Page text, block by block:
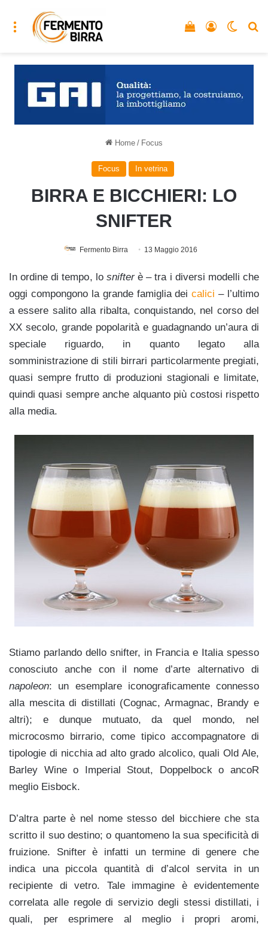
Menu Accedi
Vedi il carrello
Home / Focus
Focus In vetrina
BIRRA E BICCHIERI: LO
SNIFTER
Fermento Birra 13 Maggio 2016
In ordine di tempo, lo snifterè – tra i diversi modelli che
oggi compongono la grande famiglia deicalici– l’ultimo
a essere salito alla ribalta, conquistando, nel corso del
XX secolo, grande popolarità e guadagnando un’aura di
speciale riguardo, in quanto legato alla
somministrazione di stili birrari particolarmente pregiati,
quasi sempre frutto di produzioni stagionali e limitate,
quindi quasi sempre anche alquanto più costosi rispetto
alla media.
Stiamo parlando dello snifter, in Francia e Italia spesso
conosciuto anche con il nome d’arte alternativo di
napoleon: un esemplare iconograficamente connesso
alla mescita di distillati (Cognac, Armagnac, Brandy e
altri); e dunque mutuato, da quel mondo, nel
microcosmo birrario, come tipico accompagnatore di
tipologie di nicchia ad alto grado alcolico, quali Old Ale,
Barley Wine o Imperial Stout, Doppelbock o ancoR
meglio Eisbock.
D’altra parte è nel nome stesso del bicchiere che sta
scritto il suo destino; o quantomeno la sua specificità di
fruizione. Snifter è infatti un termine di genere che
indica una piccola quantità di d’alcol servita in un
recipiente di vetro. Tale immagine è evidentemente
correlata alle regole di servizio degli stessi distillati, i
quali, per esprimere al meglio i propri aromi,